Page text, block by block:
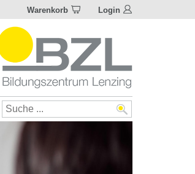
Warenkorb Login